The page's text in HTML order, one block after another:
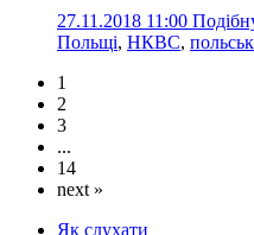
27.11.2018 11:00
Польщі, НКВС,
1
2
3
...
14
next »
Як слухати